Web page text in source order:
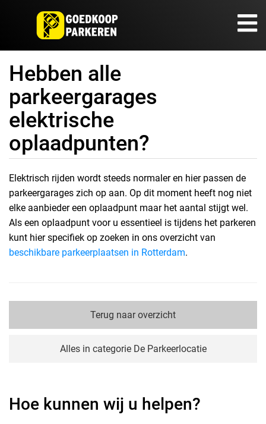
Hebben alle
parkeergarages
elektrische
oplaadpunten?
Elektrisch rijden wordt steeds normaler en hier passen de
parkeergarages zich op aan. Op dit moment heeft nog niet
elke aanbieder een oplaadpunt maar het aantal stijgt wel.
Als een oplaadpunt voor u essentieel is tijdens het parkeren
kunt hier specifiek op zoeken in ons overzicht van
beschikbare parkeerplaatsen in Rotterdam.
Terug naar overzicht
Alles in categorie De Parkeerlocatie
Hoe kunnen wij u helpen?